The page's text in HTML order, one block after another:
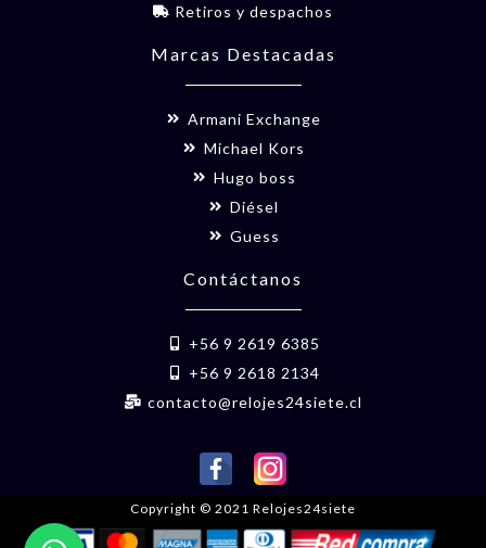
Retiros y despachos
Marcas Destacadas
Armani Exchange
Michael Kors
Hugo boss
Diésel
Guess
Contáctanos
+56 9 2619 6385
+56 9 2618 2134
contacto@relojes24siete.cl
Copyright © 2021 Relojes24siete